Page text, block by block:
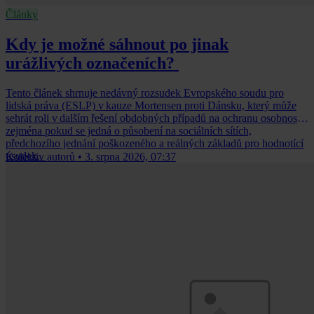
Články
Kdy je možné sáhnout po jinak
urážlivých označeních?
Tento článek shrnuje nedávný rozsudek Evropského soudu pro
lidská práva (ESLP) v kauze Mortensen proti Dánsku, který může
sehrát roli v dalším řešení obdobných případů na ochranu osobnosti,
zejména pokud se jedná o působení na sociálních sítích,
předchozího jednání poškozeného a reálných základů pro hodnotící
úsudek.
Kolektiv autorů • 3. srpna 2026, 07:37